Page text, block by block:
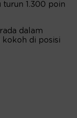
turun 1.300 poin
dalam
kokoh di posisi